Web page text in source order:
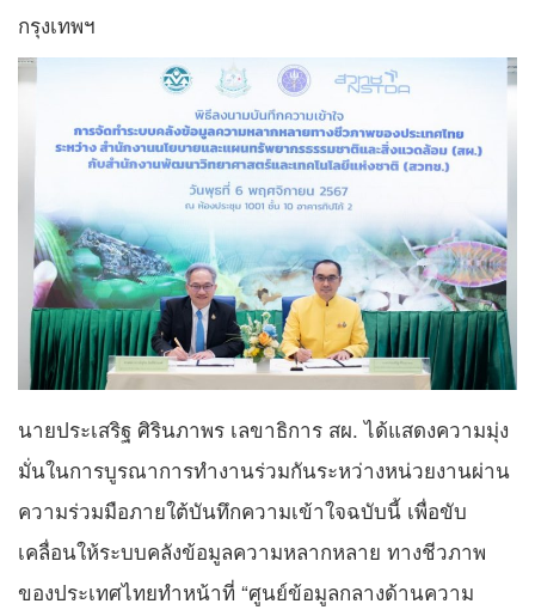
กรุงเทพฯ
นายประเสริฐ ศิรินภาพร เลขาธิการ สผ. ได้แสดงความมุ่ง
มั่นในการบูรณาการทำงานร่วมกันระหว่างหน่วยงานผ่าน
ความร่วมมือภายใต้บันทึกความเข้าใจฉบับนี้ เพื่อขับ
เคลื่อนให้ระบบคลังข้อมูลความหลากหลาย ทางชีวภาพ
ของประเทศไทยทำหน้าที่ “ศูนย์ข้อมูลกลางด้านความ